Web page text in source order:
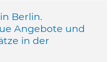
Berlin.
Angebote und
in der